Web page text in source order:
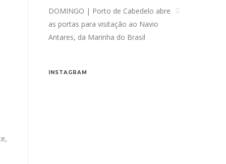
DOMINGO | Porto de Cabedelo abre
as portas para visitação ao Navio
Antares, da Marinha do Brasil
INSTAGRAM